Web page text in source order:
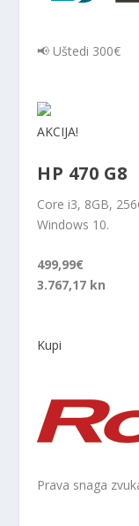
📢 Uštedi 300€
AKCIJA!
HP 470 G8
Core i3, 8GB,
Windows 10.
499,99€
3.767,17 kn
Kupi
Prava snaga